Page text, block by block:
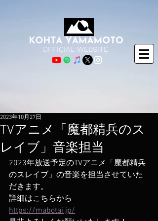
OFFICIAL WEBSITE
TVアニメ「魔都精兵のス
レイブ」音楽担当
2023年10月27日
2023年放送予定のTVアニメ「魔都精兵
のスレイブ」の音楽を担当させていた
だきます。
​詳細はこちらから
https://mabotai.jp/